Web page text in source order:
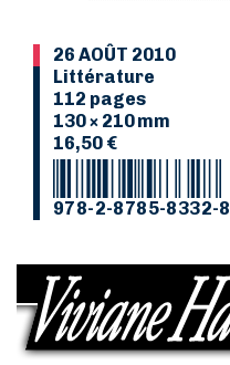
26 AOÛT 2010
Littérature
112 pages
130 × 210 mm
16,50 €
978-2-8785-8332-8